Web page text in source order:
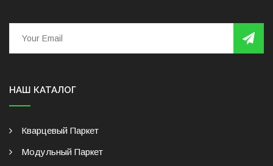
НАШ КАТАЛОГ
Кварцевый Паркет
Модульный Паркет